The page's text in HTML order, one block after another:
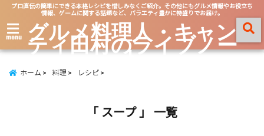
プロ直伝の簡単にできる本格レシピを惜しみなくご紹介。その他にもグルメ情報やお役立ち
情報、ゲームに関する話題など、バラエティ豊かに特盛りでお届け。
menu グルメ料理人・キャン
ティ田村のライブノー
ト
ホーム 料理 レシピ
「 スープ 」 一覧